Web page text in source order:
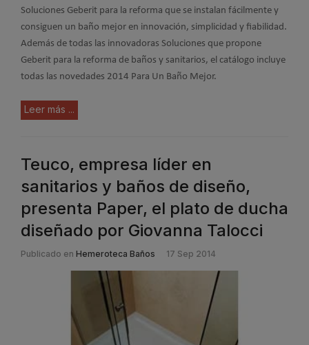
Soluciones Geberit para la reforma que se instalan fácilmente y
consiguen un baño mejor en innovación, simplicidad y fiabilidad.
Además de todas las innovadoras Soluciones que propone
Geberit para la reforma de baños y sanitarios, el catálogo incluye
todas las novedades 2014 Para Un Baño Mejor.
Leer más ...
Teuco, empresa líder en
sanitarios y baños de diseño,
presenta Paper, el plato de ducha
diseñado por Giovanna Talocci
Publicado en Hemeroteca Baños 17 Sep 2014